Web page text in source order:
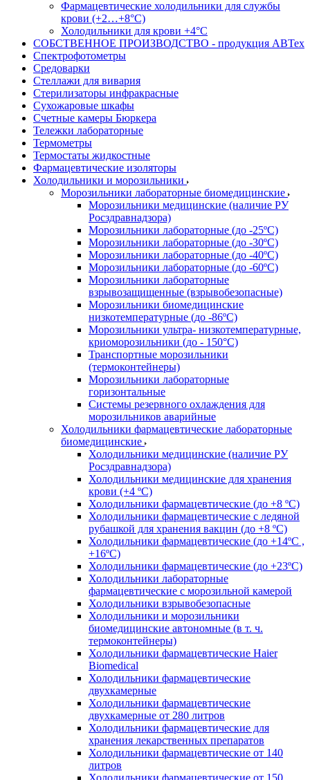
Фармацевтические холодильники для службы
крови (+2…+8°С)
Холодильники для крови +4°С
СОБСТВЕННОЕ ПРОИЗВОДСТВО - продукция АВТех
Спектрофотометры
Средоварки
Стеллажи для вивария
Стерилизаторы инфракрасные
Сухожаровые шкафы
Счетные камеры Бюркера
Тележки лабораторные
Термометры
Термостаты жидкостные
Фармацевтические изоляторы
Холодильники и морозильники
Морозильники лабораторные биомедицинские
Морозильники медицинские (наличие РУ
Росздравнадзора)
Морозильники лабораторные (до -25ºС)
Морозильники лабораторные (до -30ºС)
Морозильники лабораторные (до -40ºС)
Морозильники лабораторные (до -60ºС)
Морозильники лабораторные
взрывозащищенные (взрывобезопасные)
Морозильники биомедицинские
низкотемпературные (до -86ºС)
Морозильники ультра- низкотемпературные,
криоморозильники (до - 150°С)
Транспортные морозильники
(термоконтейнеры)
Морозильники лабораторные
горизонтальные
Системы резервного охлаждения для
морозильников аварийные
Холодильники фармацевтические лабораторные
биомедицинские
Холодильники медицинские (наличие РУ
Росздравнадзора)
Холодильники медицинские для хранения
крови (+4 ºС)
Холодильники фармацевтические (до +8 ºС)
Холодильники фармацевтические с ледяной
рубашкой для хранения вакцин (до +8 ºС)
Холодильники фармацевтические (до +14ºС ,
+16ºС)
Холодильники фармацевтические (до +23ºС)
Холодильники лабораторные
фармацевтические с морозильной камерой
Холодильники взрывобезопасные
Холодильники и морозильники
биомедицинские автономные (в т. ч.
термоконтейнеры)
Холодильники фармацевтические Haier
Biomedical
Холодильники фармацевтические
двухкамерные
Холодильники фармацевтические
двухкамерные от 280 литров
Холодильники фармацевтические для
хранения лекарственных препаратов
Холодильники фармацевтические от 140
литров
Холодильники фармацевтические от 150